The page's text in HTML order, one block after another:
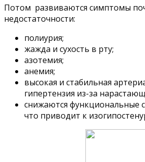
Потом развиваются симптомы
недостаточности:
полиурия;
жажда и сухость в рту;
азотемия;
анемия;
высокая и стабильная
гипертензия из-за
снижаются функциональные
что приводит к